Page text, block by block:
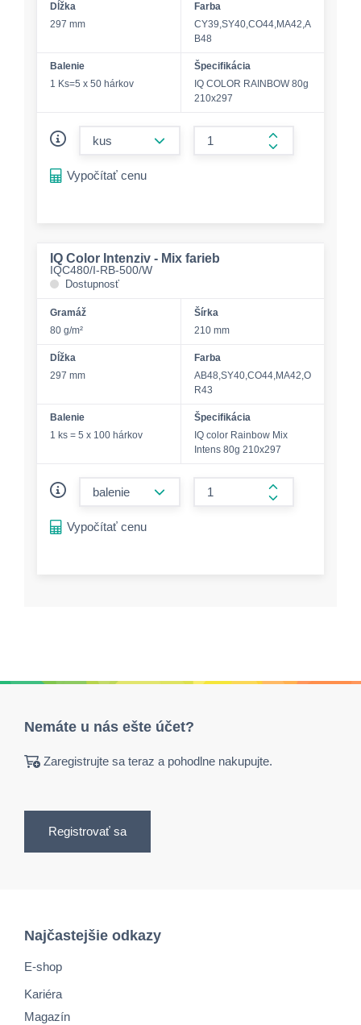
Dĺžka
297 mm
Farba
CY39,SY40,CO44,MA42,A
B48
Balenie
1 Ks=5 x 50 hárkov
Špecifikácia
IQ COLOR RAINBOW 80g
210x297
form.increase-
Vypočítať cenu
IQ Color Intenziv - Mix farieb
IQC480/I-RB-500/W
Dostupnosť
Gramáž
80 g/m²
Šírka
210 mm
Dĺžka
297 mm
Farba
AB48,SY40,CO44,MA42,O
R43
Balenie
1 ks = 5 x 100 hárkov
Špecifikácia
IQ color Rainbow Mix
Intens 80g 210x297
form.increase-
Vypočítať cenu
Nemáte u nás ešte účet?
Zaregistrujte sa teraz a pohodlne nakupujte.
Registrovať sa
Najčastejšie odkazy
E-shop
Kariéra
Magazín